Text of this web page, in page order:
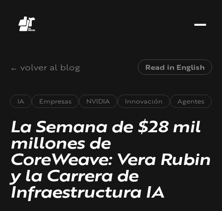
← volver al blog Read in English
IA Empresas NVIDIA Innovación Agentes
La Semana de $28 mil
millones de
CoreWeave: Vera Rubin
y la Carrera de
Infraestructura IA